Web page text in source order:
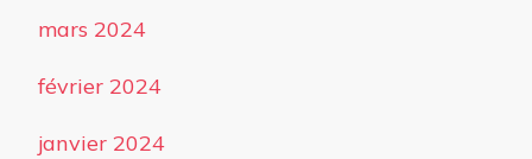
mars 2024
février 2024
janvier 2024